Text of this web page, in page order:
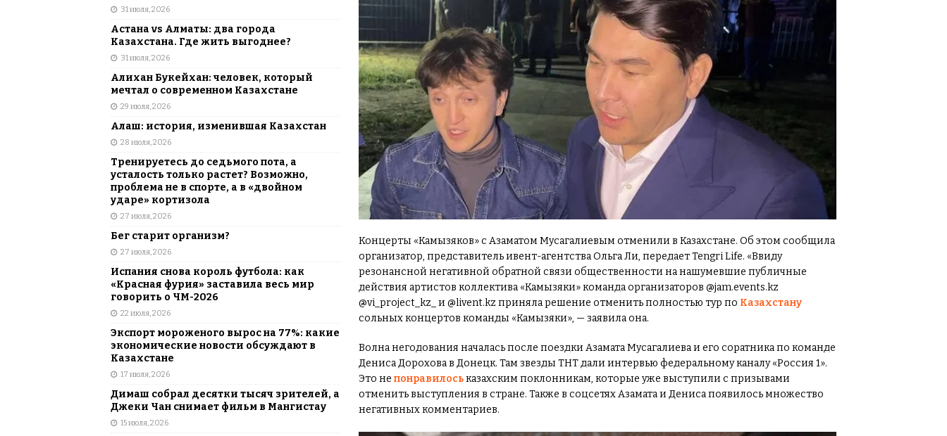
Концерты «Камызяков» с Азаматом Мусагалиевым отменили в Казахстане. Об этом сообщила
организатор, представитель ивент-агентства Ольга Ли, передает Tengri Life. «Ввиду
резонансной негативной обратной связи общественности на нашумевшие публичные
действия артистов коллектива «Камызяки» команда организаторов @jam.events.kz
@vi_project_kz_ и @livent.kz приняла решение отменить полностью тур по Казахстану
сольных концертов команды «Камызяки», — заявила она.
Волна негодования началась после поездки Азамата Мусагалиева и его соратника по команде
Дениса Дорохова в Донецк. Там звезды ТНТ дали интервью федеральному каналу «Россия 1».
Это не понравилоськазахским поклонникам, которые уже выступили с призывами
отменить выступления в стране. Также в соцсетях Азамата и Дениса появилось множество
негативных комментариев.
31 июля, 2026
Астана vs Алматы: два города
Казахстана. Где жить выгоднее?
31 июля, 2026
Алихан Букейхан: человек, который
мечтал о современном Казахстане
29 июля, 2026
Алаш: история, изменившая Казахстан
28 июля, 2026
Тренируетесь до седьмого пота, а
усталость только растет? Возможно,
проблема не в спорте, а в «двойном
ударе» кортизола
27 июля, 2026
Бег старит организм?
27 июля, 2026
Испания снова король футбола: как
«Красная фурия» заставила весь мир
говорить о ЧМ-2026
22 июля, 2026
Экспорт мороженого вырос на 77%: какие
экономические новости обсуждают в
Казахстане
17 июля, 2026
Димаш собрал десятки тысяч зрителей, а
Джеки Чан снимает фильм в Мангистау
15 июля, 2026